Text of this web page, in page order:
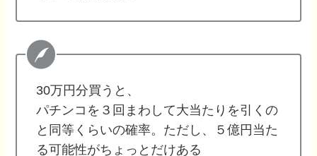
30万円分買うと、
パチンコを３回まわして大当たりを引くの
と同等くらいの確率。ただし、５億円当た
る可能性がちょっとだけある